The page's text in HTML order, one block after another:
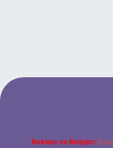
yeni giriş adresi
Reklam ve İletişim: E-